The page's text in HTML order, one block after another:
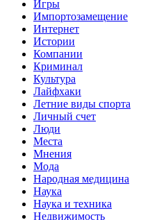
Игры
Импортозамещение
Интернет
Истории
Компании
Криминал
Культура
Лайфхаки
Летние виды спорта
Личный счет
Люди
Места
Мнения
Мода
Народная медицина
Наука
Наука и техника
Недвижимость